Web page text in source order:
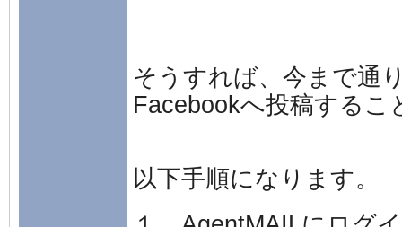
そうすれば、今まで通
Facebookへ投稿するこ
以下手順になります。